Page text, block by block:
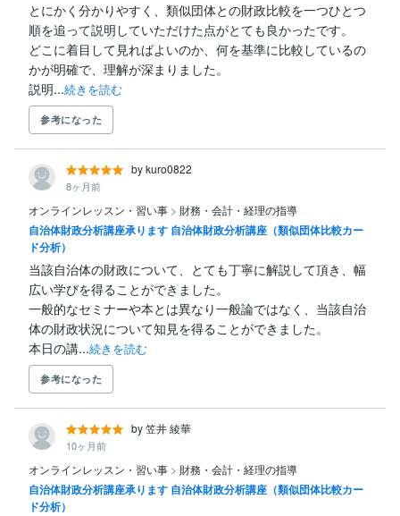
とにかく分かりやすく、類似団体との財政比較を一つひとつ
順を追って説明していただけた点がとても良かったです。
どこに着目して見ればよいのか、何を基準に比較しているの
かが明確で、理解が深まりました。
説明...続きを読む
参考になった
by kuro0822
8ヶ月前
オンラインレッスン・習い事 > 財務・会計・経理の指導
自治体財政分析講座承ります 自治体財政分析講座（類似団体比較カー
ド分析）
当該自治体の財政について、とても丁寧に解説して頂き、幅
広い学びを得ることができました。
一般的なセミナーや本とは異なり一般論ではなく、当該自治
体の財政状況について知見を得ることができました。
本日の講...続きを読む
参考になった
by 笠井 綾華
10ヶ月前
オンラインレッスン・習い事 > 財務・会計・経理の指導
自治体財政分析講座承ります 自治体財政分析講座（類似団体比較カー
ド分析）